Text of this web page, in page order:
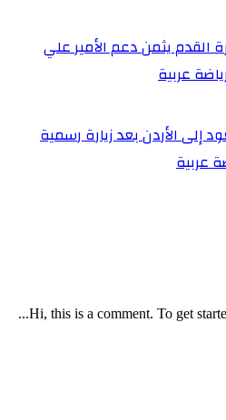
القدم يثمن دعم الأمير علي
عربية
إلى الأردن بعد زيارة رسمية
عربية
Hi, this is a comment. To get